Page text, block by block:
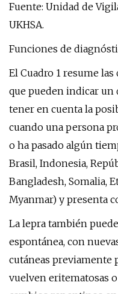
Fuente: Unidad de
UKHSA.
Funciones de
El Cuadro 1 resume
que pueden indicar un
tener en cuenta la
cuando una persona
o ha pasado algún
Brasil, Indonesia,
Bangladesh, Somalia,
Myanmar) y presenta
La lepra también
espontánea, con
cutáneas previamente
vuelven eritematosas